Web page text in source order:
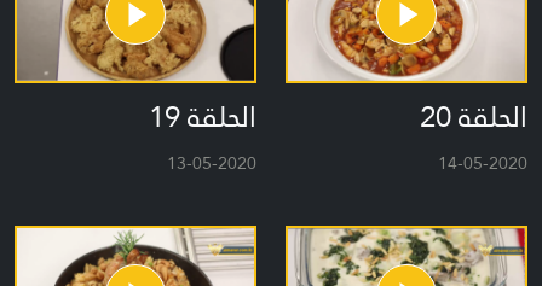
الحلقة 20
14-05-2020
الحلقة 19
13-05-2020